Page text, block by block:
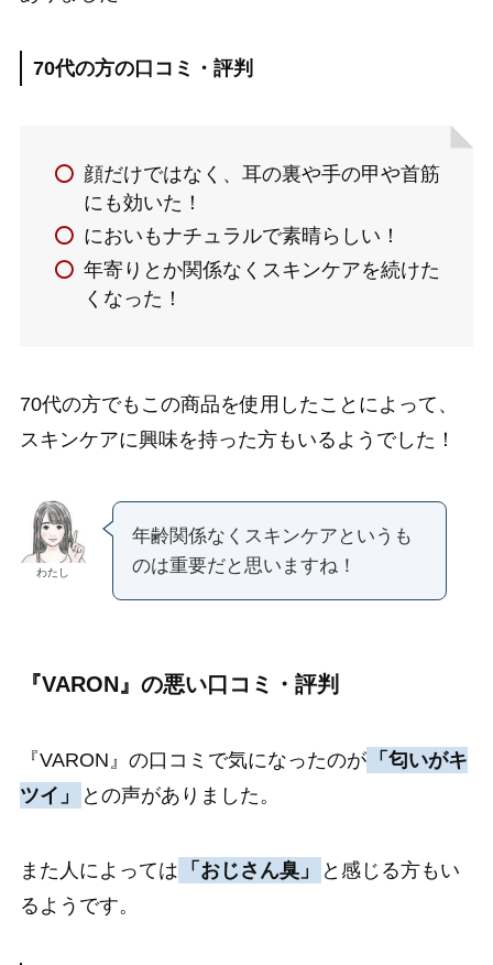
70代の方の口コミ・評判
顔だけではなく、耳の裏や手の甲や首筋
にも効いた！
においもナチュラルで素晴らしい！
年寄りとか関係なくスキンケアを続けた
くなった！
70代の方でもこの商品を使用したことによって、
スキンケアに興味を持った方もいるようでした！
わたし
年齢関係なくスキンケアというも
のは重要だと思いますね！
『VARON』の悪い口コミ・評判
『VARON』の口コミで気になったのが 「匂いがキ
ツイ」
との声がありました。
また人によっては 「おじさん臭」
と感じる方もい
るようです。